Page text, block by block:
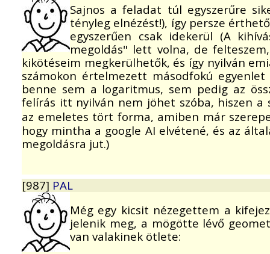
Sajnos a feladat túl egyszerűre
tényleg elnézést!), így persze
egyszerűen csak idekerül (A
megoldás" lett volna, de
kikötéseim megkerülhetők, és így nyilván
számokon értelmezett másodfokú
benne sem a logaritmus, sem pedig az
felírás itt nyilván nem jöhet szóba, hiszen a
az emeletes tört forma, amiben már
hogy mintha a google AI elvétené, és az
megoldásra jut.)
[987] PAL
Még egy kicsit nézegettem a
jelenik meg, a mögötte lévő
van valakinek ötlete: